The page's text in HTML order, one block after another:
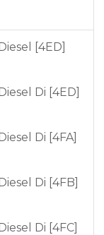
[4ED]
Di [4ED]
Di [4FA]
Di [4FB]
Di [4FC]